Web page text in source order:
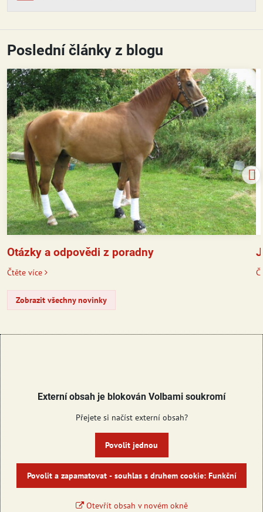
Poslední články z blogu
Otázky a odpovědi z poradny
Čtěte více
Zobrazit všechny novinky
Externí obsah je blokován Volbami soukromí
Přejete si načíst externí obsah?
Povolit jednou
Povolit a zapamatovat - souhlas s druhem cookie: Funkční
Otevřít obsah v novém okně